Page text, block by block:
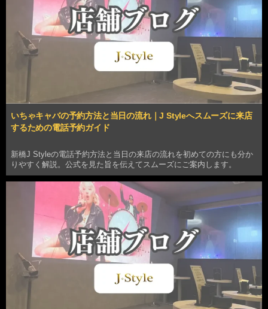
いちゃキャバの予約方法と当日の流れ｜J Styleへスムーズに来店
するための電話予約ガイド
新橋J Styleの電話予約方法と当日の来店の流れを初めての方にも分か
りやすく解説。公式を見た旨を伝えてスムーズにご案内します。